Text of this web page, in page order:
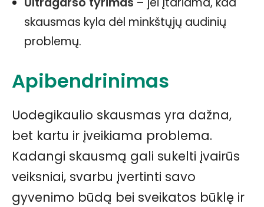
skausmas kyla dėl minkštųjų audinių
problemų.
Apibendrinimas
Uodegikaulio skausmas yra dažna,
bet kartu ir įveikiama problema.
Kadangi skausmą gali sukelti įvairūs
veiksniai, svarbu įvertinti savo
gyvenimo būdą bei sveikatos būklę ir